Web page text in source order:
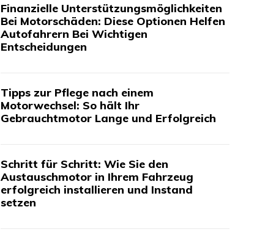
Finanzielle Unterstützungsmöglichkeiten
Bei Motorschäden: Diese Optionen Helfen
Autofahrern Bei Wichtigen
Entscheidungen
Tipps zur Pflege nach einem
Motorwechsel: So hält Ihr
Gebrauchtmotor Lange und Erfolgreich
Schritt für Schritt: Wie Sie den
Austauschmotor in Ihrem Fahrzeug
erfolgreich installieren und Instand
setzen